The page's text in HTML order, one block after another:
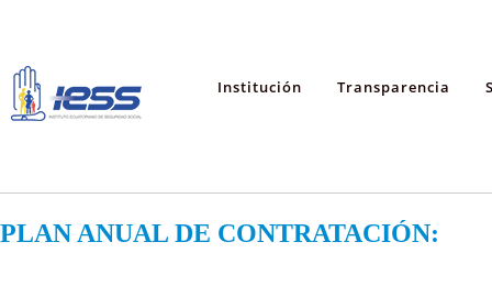
Institución Transparencia
PLAN ANUAL DE CONTRATACIÓN: